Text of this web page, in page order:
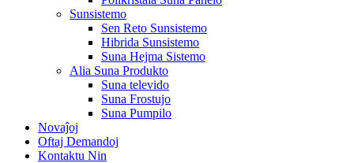
Sunsistemo
Sen Reto Sunsistemo
Hibrida Sunsistemo
Suna Hejma Sistemo
Alia Suna Produkto
Suna televido
Suna Frostujo
Suna Pumpilo
Novaĵoj
Oftaj Demandoj
Kontaktu Nin